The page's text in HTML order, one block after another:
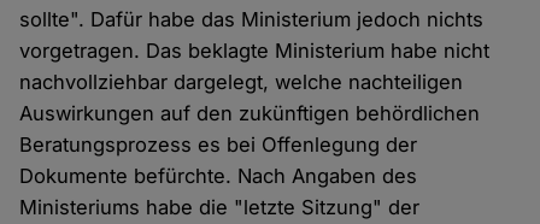
sollte". Dafür habe das Ministerium jedoch nichts
vorgetragen. Das beklagte Ministerium habe nicht
nachvollziehbar dargelegt, welche nachteiligen
Auswirkungen auf den zukünftigen behördlichen
Beratungsprozess es bei Offenlegung der
Dokumente befürchte. Nach Angaben des
Ministeriums habe die "letzte Sitzung" der